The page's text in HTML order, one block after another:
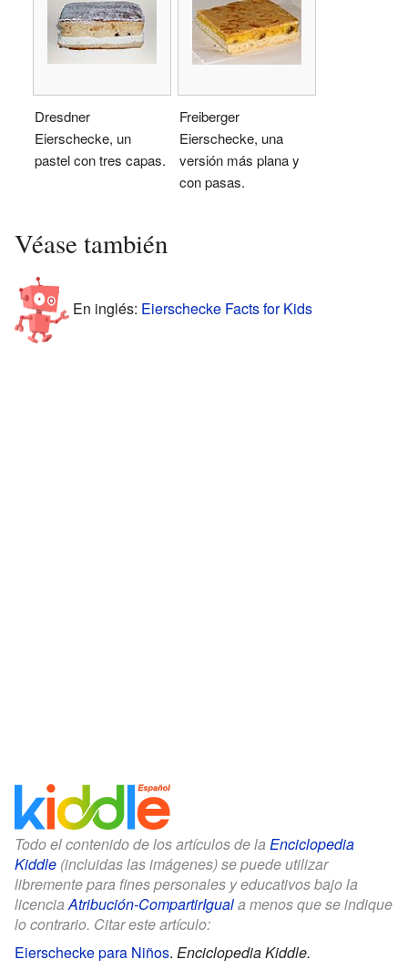
Dresdner
Eierschecke, un
pastel con tres capas.
Freiberger
Eierschecke, una
versión más plana y
con pasas.
Véase también
En inglés: Eierschecke Facts for Kids
Todo el contenido de los artículos de la Enciclopedia
Kiddle (incluidas las imágenes) se puede utilizar
libremente para fines personales y educativos bajo la
licencia Atribución-CompartirIguala menos que se indique
lo contrario. Citar este artículo:
Eierschecke para Niños. Enciclopedia Kiddle.